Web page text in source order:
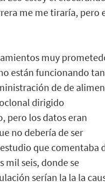
me me tiraría, pero
muy
están funcionando
de de
dirigido
pero los datos eran
no debería de ser
que comentaba
mil seis, donde se
serían la la la